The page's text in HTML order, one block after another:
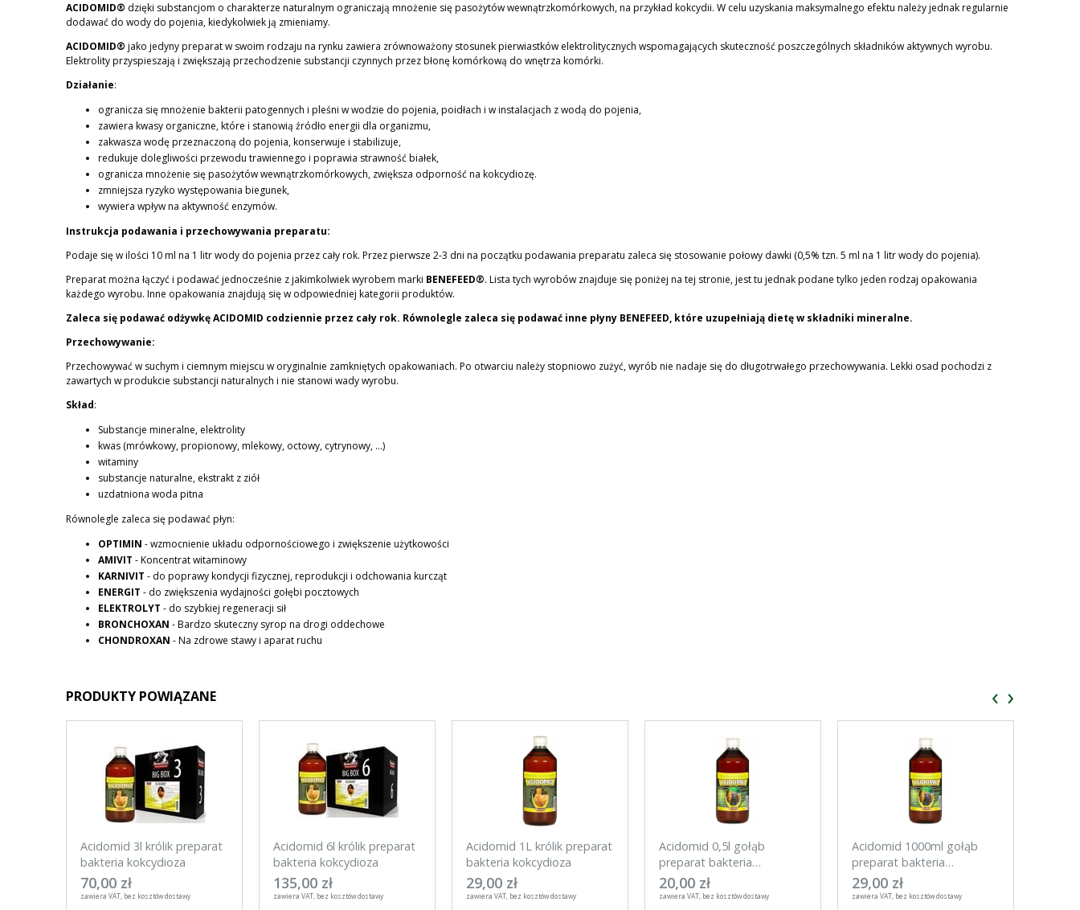
ACIDOMID® dzięki substancjom o charakterze naturalnym ograniczają mnożenie się pasożytów wewnątrzkomórkowych, na przykład kokcydii. W celu uzyskania maksymalnego efektu należy jednak regularnie
dodawać do wody do pojenia, kiedykolwiek ją zmieniamy.
ACIDOMID® jako jedyny preparat w swoim rodzaju na rynku zawiera zrównoważony stosunek pierwiastków elektrolitycznych wspomagających skuteczność poszczególnych składników aktywnych wyrobu.
Elektrolity przyspieszają i zwiększają przechodzenie substancji czynnych przez błonę komórkową do wnętrza komórki.
Działanie:
ogranicza się mnożenie bakterii patogennych i pleśni w wodzie do pojenia, poidłach i w instalacjach z wodą do pojenia,
zawiera kwasy organiczne, które i stanowią źródło energii dla organizmu,
zakwasza wodę przeznaczoną do pojenia, konserwuje i stabilizuje,
redukuje dolegliwości przewodu trawiennego i poprawia strawność białek,
ogranicza mnożenie się pasożytów wewnątrzkomórkowych, zwiększa odporność na kokcydiozę.
zmniejsza ryzyko występowania biegunek,
wywiera wpływ na aktywność enzymów.
Instrukcja podawania i przechowywania preparatu:
Podaje się w ilości 10 ml na 1 litr wody do pojenia przez cały rok. Przez pierwsze 2-3 dni na początku podawania preparatu zaleca się stosowanie połowy dawki (0,5% tzn. 5 ml na 1 litr wody do pojenia).
Preparat można łączyć i podawać jednocześnie z jakimkolwiek wyrobem marki BENEFEED®. Lista tych wyrobów znajduje się poniżej na tej stronie, jest tu jednak podane tylko jeden rodzaj opakowania
każdego wyrobu. Inne opakowania znajdują się w odpowiedniej kategorii produktów.
Zaleca się podawać odżywkę ACIDOMID codziennie przez cały rok. Równolegle zaleca się podawać inne płyny BENEFEED, które uzupełniają dietę w składniki mineralne.
Przechowywanie:
Przechowywać w suchym i ciemnym miejscu w oryginalnie zamkniętych opakowaniach. Po otwarciu należy stopniowo zużyć, wyrób nie nadaje się do długotrwałego przechowywania. Lekki osad pochodzi z
zawartych w produkcie substancji naturalnych i nie stanowi wady wyrobu.
Skład:
Substancje mineralne, elektrolity
kwas (mrówkowy, propionowy, mlekowy, octowy, cytrynowy, ...)
witaminy
substancje naturalne, ekstrakt z ziół
uzdatniona woda pitna
Równolegle zaleca się podawać płyn:
OPTIMIN - wzmocnienie układu odpornościowego i zwiększenie użytkowości
AMIVIT - Koncentrat witaminowy
KARNIVIT - do poprawy kondycji fizycznej, reprodukcji i odchowania kurcząt
ENERGIT - do zwiększenia wydajności gołębi pocztowych
ELEKTROLYT - do szybkiej regeneracji sił
BRONCHOXAN - Bardzo skuteczny syrop na drogi oddechowe
CHONDROXAN - Na zdrowe stawy i aparat ruchu
PRODUKTY POWIĄZANE
Acidomid 3l królik preparat
bakteria kokcydioza
70,00 zł
zawiera VAT, bez kosztów dostawy
Acidomid 6l królik preparat
bakteria kokcydioza
135,00 zł
zawiera VAT, bez kosztów dostawy
Acidomid 1L królik preparat
bakteria kokcydioza
29,00 zł
zawiera VAT, bez kosztów dostawy
Acidomid 0,5l gołąb
preparat bakteria
kokcydioza
20,00 zł
zawiera VAT, bez kosztów dostawy
Acidomid 1000ml gołąb
preparat bakteria
kokcydioza
29,00 zł
zawiera VAT, bez kosztów dostawy
‹ ›